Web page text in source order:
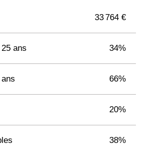
33 764 €
ans 34%
66%
20%
38%